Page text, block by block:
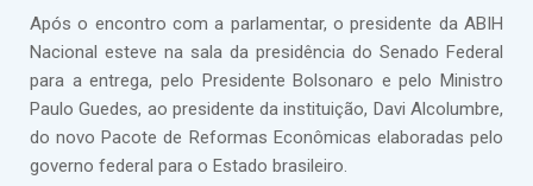
Após o encontro com a parlamentar, o presidente da ABIH
Nacional esteve na sala da presidência do Senado Federal
para a entrega, pelo Presidente Bolsonaro e pelo Ministro
Paulo Guedes, ao presidente da instituição, Davi Alcolumbre,
do novo Pacote de Reformas Econômicas elaboradas pelo
governo federal para o Estado brasileiro.